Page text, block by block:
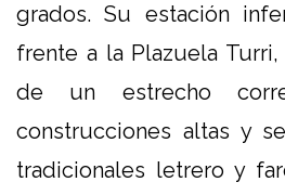
grados. Su estación
frente a la Plazuela
de un estrecho
construcciones altas y
tradicionales letrero y